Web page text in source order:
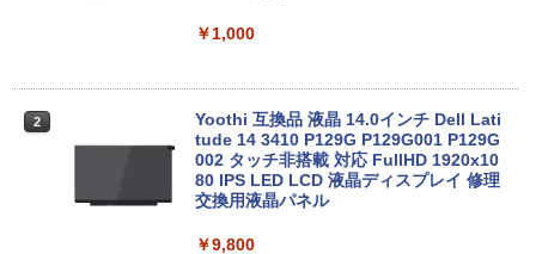
【マラソンセール期間中ポイント5倍】中
古ノートパソコン 第11世代 Core i5 メモ
リ16GB M.2 SSD256GB 13.3インチ フ
ルHD ノングレア Webカメラ 無線LAN
book G83/HS 初期設定済 すぐ使える 90
￥22,800
2
中古パソコン | HP | ProOne 600 G4 All-i
n-One | Windows11 | 一体型 | 一年保証
| 第8世代 | Core i5 8500T 2.1(～最大3.5)
GHz | MEM:8GB | SSD:256GB(新品) | D
VD-ROM | 無線LAN:なし | Webカメラ内
ター付属
￥1,000
2
Yoothi 互換品 液晶 14.0インチ Dell Lati
tude 14 3410 P129G P129G001 P129G
002 タッチ非搭載 対応 FullHD 1920x10
80 IPS LED LCD 液晶ディスプレイ 修理
交換用液晶パネル
￥9,800